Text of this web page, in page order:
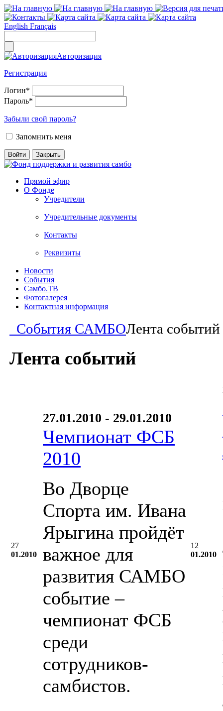
English Français
Авторизация
Регистрация
Логин*
Пароль*
Забыли свой пароль?
Запомнить меня
Прямой эфир
О Фонде
Учредители
Учредительные документы
Контакты
Реквизиты
Новости
События
Самбо.ТВ
Фотогалерея
Контактная информация
События САМБОЛента событий
Лента событий
27
01.2010
27.01.2010 - 29.01.2010
Чемпионат ФСБ
2010
Во Дворце
Спорта им. Ивана
Ярыгина пройдёт
важное для
развития САМБО
событие –
чемпионат ФСБ
среди
сотрудников-
самбистов.
12
01.2010